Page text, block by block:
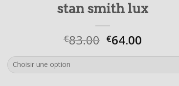
stan smith lux
€83.00 €64.00